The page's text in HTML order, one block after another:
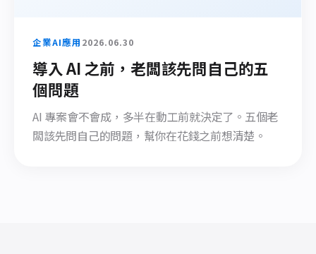
企業AI應用 2026.06.30
導入 AI 之前，老闆該先問自己的五
個問題
AI 專案會不會成，多半在動工前就決定了。五個老
闆該先問自己的問題，幫你在花錢之前想清楚。